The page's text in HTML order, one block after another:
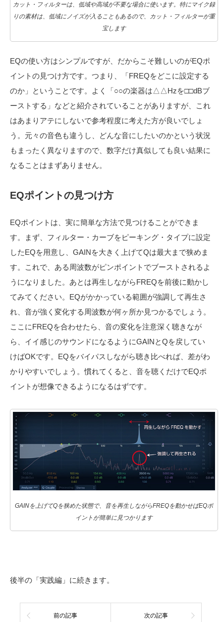
カット・フィルターは、低域や高域が不要な場合に使います。特にマイク録
りの素材は、低域にノイズが入ることもあるので、カット・フィルターが重
宝します
EQの使い方はシンプルですが、だからこそ難しいのがEQポ
イントの見つけ方です。つまり、「FREQをどこに設定する
のか」ということです。よく「○○の楽器は△△Hzを□□dBブ
ーストする」などと紹介されていることがありますが、これ
はあまりアテにしないで参考程度に考えた方が良いでしょ
う。元々の音色も違うし、どんな音にしたいのかという状況
もまったく異なりますので、数字だけ真似しても良い結果に
なることはまずありません。
EQポイントの見つけ方
EQポイントは、実に簡単な方法で見つけることができま
す。まず、フィルター・カーブをピーキング・タイプに設定
したEQを用意し、GAINを大きく上げてQは最大まで狭めま
す。これで、ある周波数がピンポイントでブーストされるよ
うになりました。あとは再生しながらFREQを前後に動かし
てみてください。EQがかかっている範囲が強調して再生さ
れ、音が強く変化する周波数が何ヶ所か見つかるでしょう。
ここにFREQを合わせたら、音の変化を注意深く聴きなが
ら、イイ感じのサウンドになるようにGAINとQを戻してい
けばOKです。EQをバイパスしながら聴き比べれば、差がわ
かりやすいでしょう。慣れてくると、音を聴くだけでEQポ
イントが想像できるようになるはずです。
GAINを上げてQを狭めた状態で、音を再生しながらFREQを動かせばEQポ
イントが簡単に見つかります
後半の「実践編」に続きます。
前の記事 次の記事